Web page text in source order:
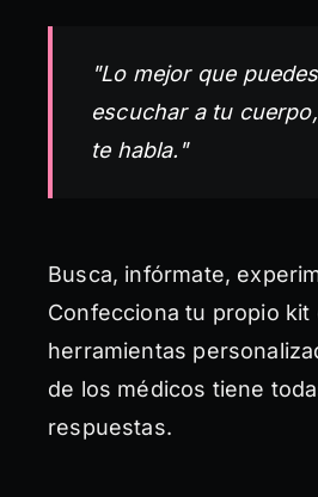
"Lo mejor que
escuchar a tu
te habla."
Busca, infórmate,
Confecciona tu propio kit
herramientas
de los médicos tiene
respuestas.